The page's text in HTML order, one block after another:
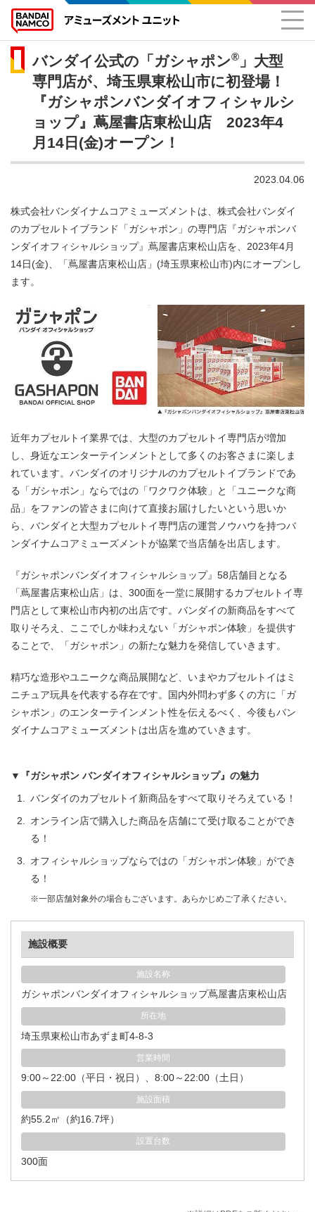
バンダイ公式の「ガシャポン®」大型
専門店が、埼玉県東松山市に初登場！
『ガシャポンバンダイオフィシャルシ
ョップ』蔦屋書店東松山店 2023年4
月14日(金)オープン！
2023.04.06
株式会社バンダイナムコアミューズメントは、株式会社バンダイ
のカプセルトイブランド「ガシャポン」の専門店『ガシャポンバ
ンダイオフィシャルショップ』蔦屋書店東松山店を、2023年4月
14日(金)、「蔦屋書店東松山店」(埼玉県東松山市)内にオープンし
ます。
近年カプセルトイ業界では、大型のカプセルトイ専門店が増加
し、身近なエンターテインメントとして多くのお客さまに楽しま
れています。バンダイのオリジナルのカプセルトイブランドであ
る「ガシャポン」ならではの「ワクワク体験」と「ユニークな商
品」をファンの皆さまに向けて直接お届けしたいという思いか
ら、バンダイと大型カプセルトイ専門店の運営ノウハウを持つバ
ンダイナムコアミューズメントが協業で当店舗を出店します。
『ガシャポンバンダイオフィシャルショップ』58店舗目となる
「蔦屋書店東松山店」は、300面を一堂に展開するカプセルトイ専
門店として東松山市内初の出店です。バンダイの新商品をすべて
取りそろえ、ここでしか味わえない「ガシャポン体験」を提供す
ることで、「ガシャポン」の新たな魅力を発信していきます。
精巧な造形やユニークな商品展開など、いまやカプセルトイはミ
ニチュア玩具を代表する存在です。国内外問わず多くの方に「ガ
シャポン」のエンターテインメント性を伝えるべく、今後もバン
ダイナムコアミューズメントは出店を進めていきます。
▼『ガシャポン バンダイオフィシャルショップ』の魅力
バンダイのカプセルトイ新商品をすべて取りそろえている！
オンライン店で購入した商品を店舗にて受け取ることができ
る！
オフィシャルショップならではの「ガシャポン体験」ができ
る！
※一部店舗対象外の場合もございます。あらかじめご了承ください。
施設概要
施設名称
ガシャポンバンダイオフィシャルショップ蔦屋書店東松山店
所在地
埼玉県東松山市あずま町4-8-3
営業時間
9:00～22:00（平日・祝日）、8:00～22:00（土日）
施設面積
約55.2㎡（約16.7坪）
設置台数
300面